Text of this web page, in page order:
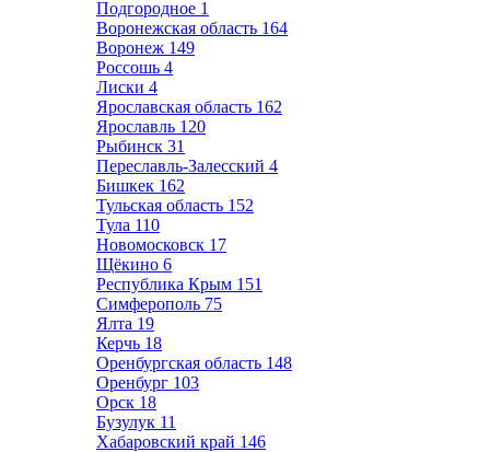
Подгородное 1
Воронежская область 164
Воронеж 149
Россошь 4
Лиски 4
Ярославская область 162
Ярославль 120
Рыбинск 31
Переславль-Залесский 4
Бишкек 162
Тульская область 152
Тула 110
Новомосковск 17
Щёкино 6
Республика Крым 151
Симферополь 75
Ялта 19
Керчь 18
Оренбургская область 148
Оренбург 103
Орск 18
Бузулук 11
Хабаровский край 146